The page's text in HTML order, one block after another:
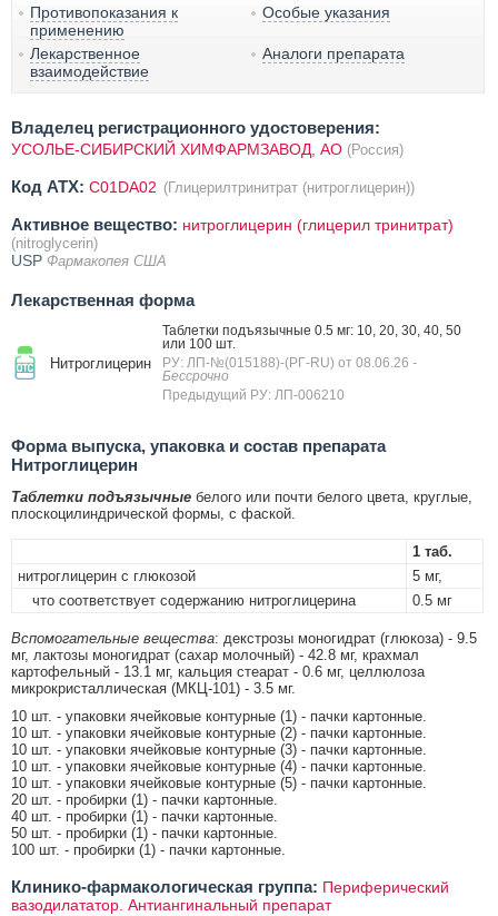
Противопоказания к
применению
Особые указания
Лекарственное
взаимодействие
Аналоги препарата
Владелец регистрационного удостоверения:
УСОЛЬЕ-СИБИРСКИЙ ХИМФАРМЗАВОД, АО (Россия)
Код ATX: C01DA02 (Глицерилтринитрат (нитроглицерин))
Активное вещество: нитроглицерин (глицерил тринитрат)
(nitroglycerin)
USP Фармакопея США
Лекарственная форма
Нитроглицерин
Таблетки подъязычные 0.5 мг: 10, 20, 30, 40, 50
или 100 шт.
РУ: ЛП-№(015188)-(РГ-RU) от 08.06.26 -
Бессрочно
Предыдущий РУ: ЛП-006210
Форма выпуска, упаковка и состав препарата
Нитроглицерин
Таблетки подъязычные белого или почти белого цвета, круглые,
плоскоцилиндрической формы, с фаской.
1 таб.
нитроглицерин с глюкозой
5 мг,
что соответствует содержанию нитроглицерина
0.5 мг
Вспомогательные вещества: декстрозы моногидрат (глюкоза) - 9.5
мг, лактозы моногидрат (сахар молочный) - 42.8 мг, крахмал
картофельный - 13.1 мг, кальция стеарат - 0.6 мг, целлюлоза
микрокристаллическая (МКЦ-101) - 3.5 мг.
10 шт. - упаковки ячейковые контурные (1) - пачки картонные.
10 шт. - упаковки ячейковые контурные (2) - пачки картонные.
10 шт. - упаковки ячейковые контурные (3) - пачки картонные.
10 шт. - упаковки ячейковые контурные (4) - пачки картонные.
10 шт. - упаковки ячейковые контурные (5) - пачки картонные.
20 шт. - пробирки (1) - пачки картонные.
40 шт. - пробирки (1) - пачки картонные.
50 шт. - пробирки (1) - пачки картонные.
100 шт. - пробирки (1) - пачки картонные.
Клинико-фармакологическая группа: Периферический
вазодилататор. Антиангинальный препарат